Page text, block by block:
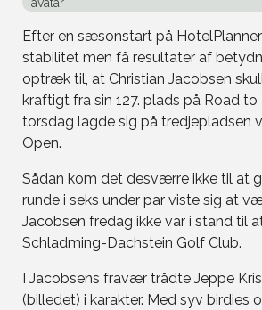
Efter en sæsonstart på
stabilitet men få resultater af
optræk til, at Christian Jacobsen
kraftigt fra sin 127. plads på Road to
torsdag lagde sig på tredjepladsen
Open.
Sådan kom det desværre ikke til at
runde i seks under par viste sig at
Jacobsen fredag ikke var i stand til
Schladming-Dachstein Golf Club.
I Jacobsens fravær trådte Jeppe
(billedet) i karakter. Med syv birdies